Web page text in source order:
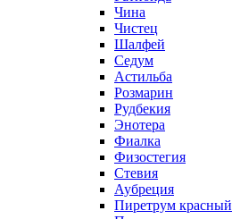
Чина
Чистец
Шалфей
Седум
Астильба
Розмарин
Рудбекия
Энотера
Фиалка
Физостегия
Стевия
Аубреция
Пиретрум красный